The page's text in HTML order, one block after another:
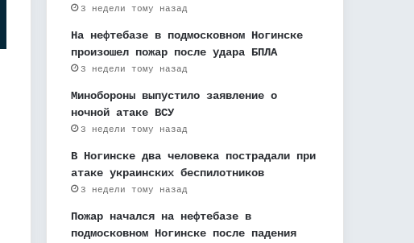
3 недели тому назад
На нефтебазе в подмосковном Ногинске
произошел пожар после удара БПЛА
3 недели тому назад
Минобороны выпустило заявление о
ночной атаке ВСУ
3 недели тому назад
В Ногинске два человека пострадали при
атаке украинских беспилотников
3 недели тому назад
Пожар начался на нефтебазе в
подмосковном Ногинске после падения